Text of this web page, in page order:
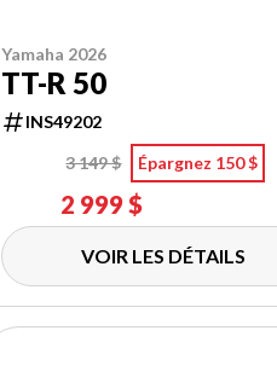
Yamaha 2026
TT-R 50
INS49202
3 149 $
Épargnez 150 $
2 999 $
VOIR LES DÉTAILS